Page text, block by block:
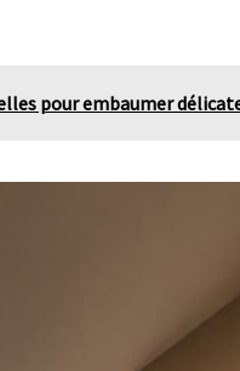
pour embaumer